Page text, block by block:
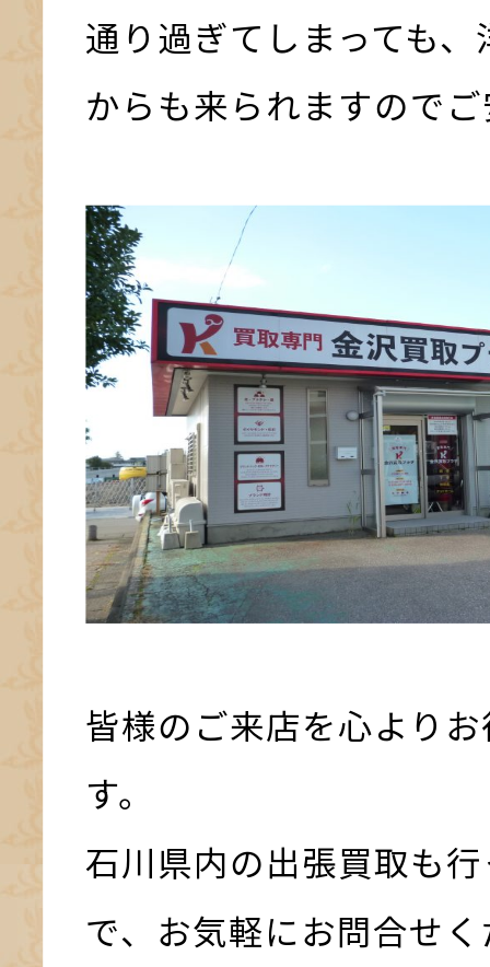
通り過ぎてしまっても
からも来られますので
皆様のご来店を心より
す。
石川県内の出張買取も
で、お気軽にお問合せ